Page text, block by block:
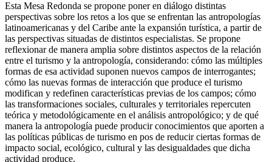
Esta Mesa Redonda se propone poner en diálogo distintas
perspectivas sobre los retos a los que se enfrentan las antropologías
latinoamericanas y del Caribe ante la expansión turística, a partir de
las perspectivas situadas de distintos especialistas. Se propone
reflexionar de manera amplia sobre distintos aspectos de la relación
entre el turismo y la antropología, considerando: cómo las múltiples
formas de esa actividad suponen nuevos campos de interrogantes;
cómo las nuevas formas de interacción que produce el turismo
modifican y redefinen características previas de los campos; cómo
las transformaciones sociales, culturales y territoriales repercuten
teórica y metodológicamente en el análisis antropológico; y de qué
manera la antropología puede producir conocimientos que aporten a
las políticas públicas de turismo en pos de reducir ciertas formas de
impacto social, ecológico, cultural y las desigualdades que dicha
actividad produce.